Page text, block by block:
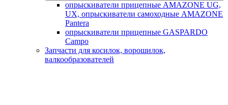
опрыскиватели прицепные AMAZONE UG,
UX, опрыскиватели самоходные AMAZONE
Pantera
опрыскиватели прицепные GASPARDO
Campo
Запчасти для косилок, ворошилок,
валкообразователей